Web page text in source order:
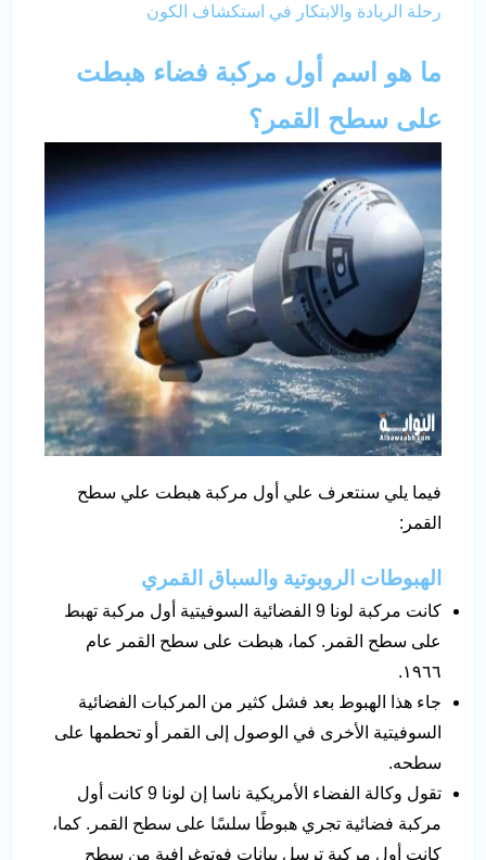
رحلة الريادة والابتكار في استكشاف الكون
ما هو اسم أول مركبة فضاء هبطت
على سطح القمر؟
فيما يلي سنتعرف علي أول مركبة هبطت علي سطح
القمر:
الهبوطات الروبوتية والسباق القمري
كانت مركبة لونا 9 الفضائية السوفيتية أول مركبة تهبط
على سطح القمر. كما، هبطت على سطح القمر عام
١٩٦٦.
جاء هذا الهبوط بعد فشل كثير من المركبات الفضائية
السوفيتية الأخرى في الوصول إلى القمر أو تحطمها على
سطحه.
تقول وكالة الفضاء الأمريكية ناسا إن لونا 9 كانت أول
مركبة فضائية تجري هبوطًا سلسًا على سطح القمر. كما،
كانت أول مركبة ترسل بيانات فوتوغرافية من سطح